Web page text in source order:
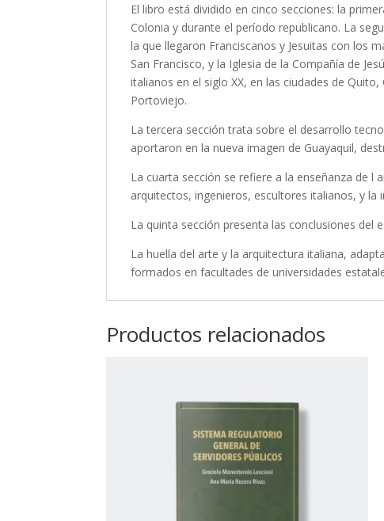
El libro está dividido en cinco secciones: la
Colonia y durante el período republicano. La
la que llegaron Franciscanos y Jesuitas con los
San Francisco, y la Iglesia de la Compañía de
italianos en el siglo XX, en las ciudades de
Portoviejo.
La tercera sección trata sobre el desarrollo
aportaron en la nueva imagen de Guayaquil,
La cuarta sección se refiere a la enseñanza de l
arquitectos, ingenieros, escultores italianos, y la
La quinta sección presenta las conclusiones del
La huella del arte y la arquitectura italiana,
formados en facultades de universidades
Productos relacionados